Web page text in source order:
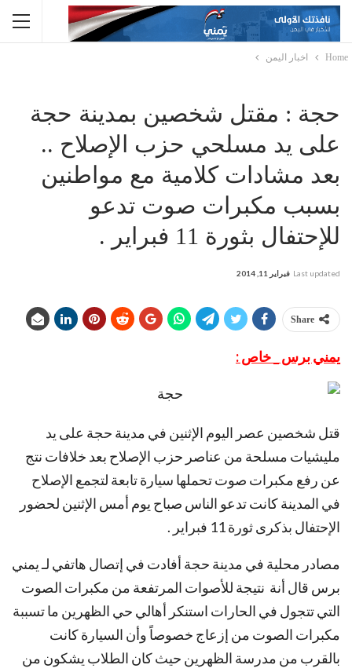
Home اخبار اليمن
حجة : مقتل شخصين بمدينة حجة
على يد مسلحي حزب الإصلاح ..
بعد مشادات كلامية مع مواطنين
بسبب مكبرات صوت تدعو
للإحتفال بثورة 11 فبراير .
Last updated فبراير 11, 2014
Share
يمني برس _ خاص :
قتل شخصين عصر اليوم الإثنين في مدينة حجة على يد
مليشيات مسلحة من عناصر حزب الإصلاح بعد خلافات نتج
عن رفع مكبرات صوت تحملها سيارة تابعة لتجمع الإصلاح
في المدينة كانت تدعو الناس صباح يوم أمس الإثنين لحضور
الإحتفال بذكرى ثورة 11 فبراير .
مصادر محلية في مدينة حجة أفادت في إتصال هاتفي لـ يمني
برس قال أنة نتيجة للأصوات المرتفعة من مكبرات الصوت
التي تتجول في الحارات استنكر أهالي حي الظهرين ما تسببة
مكبرات الصوت من إزعاج خصوصاً وأن السيارة كانت
بالقرب من مدرسة الظهرين حيث كان الطلاب يشكون من